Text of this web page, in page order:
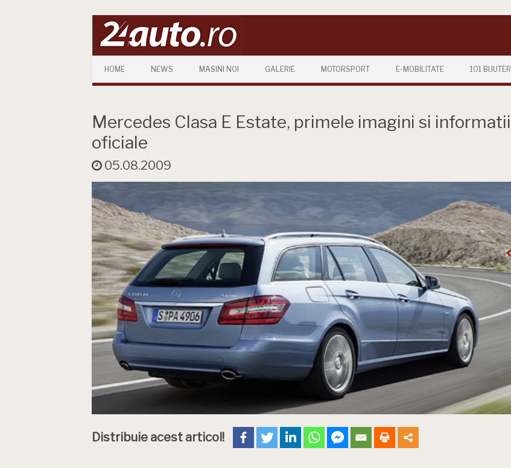
HOME NEWS MASINI NOI GALERIE MOTORSPORT E-MOBILITATE 101 BIJUTERII
Mercedes Clasa E Estate, primele imagini si informatii
oficiale
05.08.2009
Distribuie acest articol!